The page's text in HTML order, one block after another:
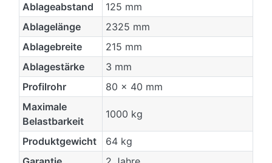
Ablageabstand
125 mm
Ablagelänge
2325 mm
Ablagebreite
215 mm
Ablagestärke
3 mm
Profilrohr
80 × 40 mm
Maximale
Belastbarkeit
1000 kg
Produktgewicht
64 kg